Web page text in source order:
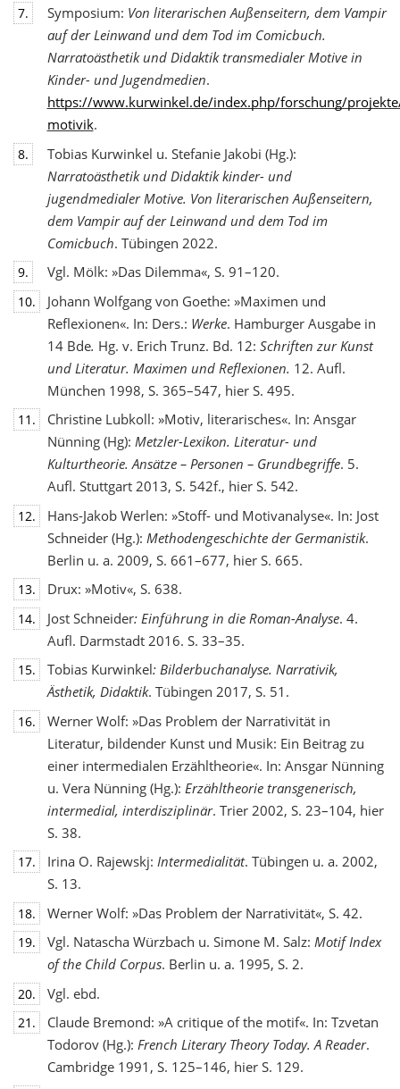
7. Symposium: Von literarischen Außenseitern, dem Vampir
auf der Leinwand und dem Tod im Comicbuch.
Narratoästhetik und Didaktik transmedialer Motive in
Kinder- und Jugendmedien.
https://www.kurwinkel.de/index.php/forschung/
motivik.
8.
Tobias Kurwinkel u. Stefanie Jakobi (Hg.):
Narratoästhetik und Didaktik kinder- und
jugendmedialer Motive. Von literarischen Außenseitern,
dem Vampir auf der Leinwand und dem Tod im
Comicbuch. Tübingen 2022.
9. Vgl. Mölk: »Das Dilemma«, S. 91–120.
10.
Johann Wolfgang von Goethe: »Maximen und
Reflexionen«. In: Ders.: Werke. Hamburger Ausgabe in
14 Bde. Hg. v. Erich Trunz. Bd. 12: Schriften zur Kunst
und Literatur. Maximen und Reflexionen. 12. Aufl.
München 1998, S. 365–547, hier S. 495.
11.
Christine Lubkoll: »Motiv, literarisches«. In: Ansgar
Nünning (Hg): Metzler-Lexikon. Literatur- und
Kulturtheorie. Ansätze – Personen – Grundbegriffe. 5.
Aufl. Stuttgart 2013, S. 542f., hier S. 542.
12.
Hans-Jakob Werlen: »Stoff- und Motivanalyse«. In: Jost
Schneider (Hg.): Methodengeschichte der Germanistik.
Berlin u. a. 2009, S. 661–677, hier S. 665.
13. Drux: »Motiv«, S. 638.
14. Jost Schneider: Einführung in die Roman-Analyse. 4.
Aufl. Darmstadt 2016. S. 33–35.
15. Tobias Kurwinkel: Bilderbuchanalyse. Narrativik,
Ästhetik, Didaktik. Tübingen 2017, S. 51.
16.
Werner Wolf: »Das Problem der Narrativität in
Literatur, bildender Kunst und Musik: Ein Beitrag zu
einer intermedialen Erzähltheorie«. In: Ansgar Nünning
u. Vera Nünning (Hg.): Erzähltheorie transgenerisch,
intermedial, interdisziplinär. Trier 2002, S. 23–104, hier
S. 38.
17. Irina O. Rajewskj: Intermedialität. Tübingen u. a. 2002,
S. 13.
18. Werner Wolf: »Das Problem der Narrativität«, S. 42.
19. Vgl. Natascha Würzbach u. Simone M. Salz: Motif Index
of the Child Corpus. Berlin u. a. 1995, S. 2.
20. Vgl. ebd.
21.
Claude Bremond: »A critique of the motif«. In: Tzvetan
Todorov (Hg.): French Literary Theory Today. A Reader.
Cambridge 1991, S. 125–146, hier S. 129.